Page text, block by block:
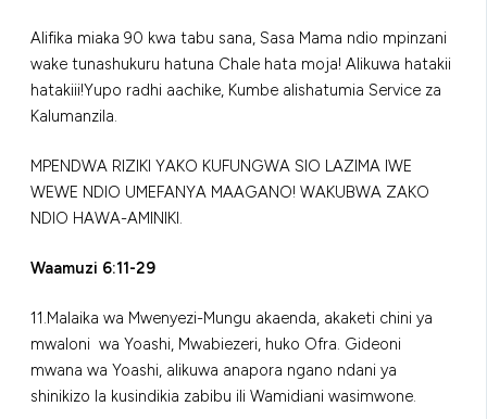
Alifika miaka 90 kwa tabu sana, Sasa Mama ndio mpinzani
wake tunashukuru hatuna Chale hata moja! Alikuwa hatakii
hatakiii!Yupo radhi aachike, Kumbe alishatumia Service za
Kalumanzila.
MPENDWA RIZIKI YAKO KUFUNGWA SIO LAZIMA IWE
WEWE NDIO UMEFANYA MAAGANO! WAKUBWA ZAKO
NDIO HAWA-AMINIKI.
Waamuzi 6:11-29
11.Malaika wa Mwenyezi-Mungu akaenda, akaketi chini ya
mwaloni wa Yoashi, Mwabiezeri, huko Ofra. Gideoni
mwana wa Yoashi, alikuwa anapora ngano ndani ya
shinikizo la kusindikia zabibu ili Wamidiani wasimwone.